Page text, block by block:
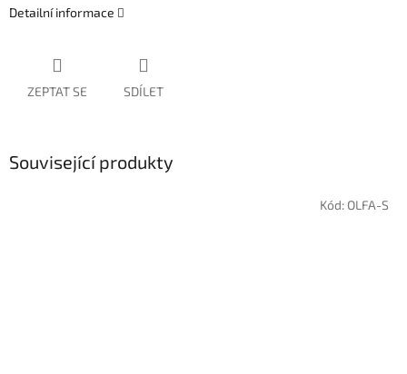
Detailní informace
ZEPTAT SE SDÍLET
Související produkty
Kód: OLFA-S